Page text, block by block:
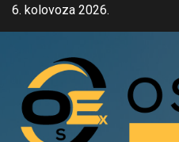
Skip6. kolovoza 2026.